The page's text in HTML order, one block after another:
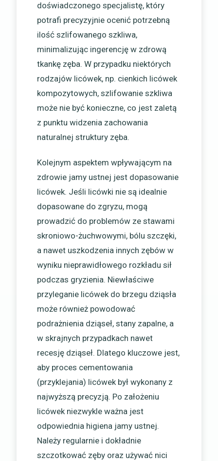
doświadczonego specjalistę, który
potrafi precyzyjnie ocenić potrzebną
ilość szlifowanego szkliwa,
minimalizując ingerencję w zdrową
tkankę zęba. W przypadku niektórych
rodzajów licówek, np. cienkich licówek
kompozytowych, szlifowanie szkliwa
może nie być konieczne, co jest zaletą
z punktu widzenia zachowania
naturalnej struktury zęba.
Kolejnym aspektem wpływającym na
zdrowie jamy ustnej jest dopasowanie
licówek. Jeśli licówki nie są idealnie
dopasowane do zgryzu, mogą
prowadzić do problemów ze stawami
skroniowo-żuchwowymi, bólu szczęki,
a nawet uszkodzenia innych zębów w
wyniku nieprawidłowego rozkładu sił
podczas gryzienia. Niewłaściwe
przyleganie licówek do brzegu dziąsła
może również powodować
podrażnienia dziąseł, stany zapalne, a
w skrajnych przypadkach nawet
recesję dziąseł. Dlatego kluczowe jest,
aby proces cementowania
(przyklejania) licówek był wykonany z
najwyższą precyzją. Po założeniu
licówek niezwykle ważna jest
odpowiednia higiena jamy ustnej.
Należy regularnie i dokładnie
szczotkować zęby oraz używać nici